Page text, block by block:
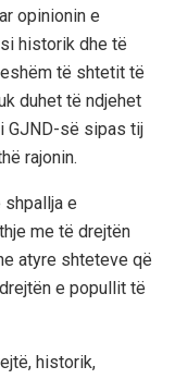
opinionin e
historik dhe të
të shtetit të
duhet të ndjehet
GJND-së sipas tij
rajonin.
e
me të drejtën
atyre shteteve që
e popullit të
historik,